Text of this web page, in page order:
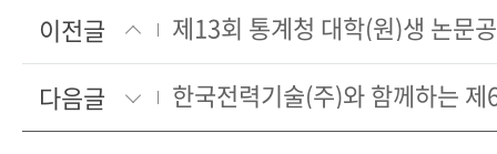
이전글
제13회 통계청 대학(원)생 논문
다음글